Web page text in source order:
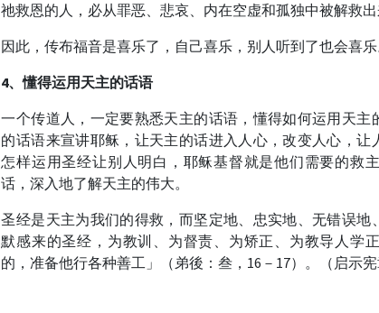
祂救恩的人，必从罪恶、悲哀、内在空虚和孤独中被解救
因此，传布福音是喜乐了，自己喜乐，别人听到了也会喜乐
4、懂得运用天主的话语
一个传道人，一定要熟悉天主的话语，懂得如何运用天
的话语来宣讲耶稣，让天主的话进入人心，改变人心，
怎样运用圣经让别人明白，耶稣基督就是他们需要的救
话，深入地了解天主的伟大。
圣经是天主为我们的得救，而坚定地、忠实地、无错误
默感来的圣经，为教训、为督责、为矫正、为教导人学
的，准备他行各种善工」（弟後：叁，16－17）。（启示宪